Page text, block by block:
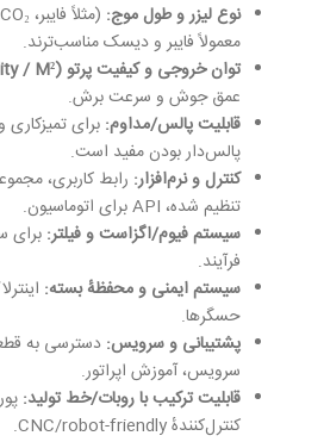
نوع لیزر و طول موج:
معمولاً فایبر و دیسک مناسب‌ترند.
توان خروجی و کیفیت پرتو(beam quality / M²):
عمق جوش و سرعت برش.
قابلیت پالس/مداوم: برای
پالس‌دار بودن مفید است.
کنترل و نرم‌افزار: رابط کاربری،
تنظیم شده، API برای اتوماسیون.
سیستم فیوم/اگزاست و فیلتر: برای
فرآیند.
سیستم ایمنی و محفظهٔ بسته:
حسگرها.
پشتیبانی و سرویس: دسترسی به
سرویس، آموزش اپراتور.
قابلیت ترکیب با روبات/خط تولید:
کنترل‌کنندهٔ CNC/robot-friendly.